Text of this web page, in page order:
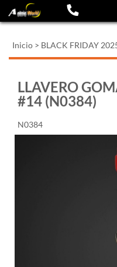
Inicio > BLACK FRIDAY
LLAVERO
#14 (N0384)
N0384